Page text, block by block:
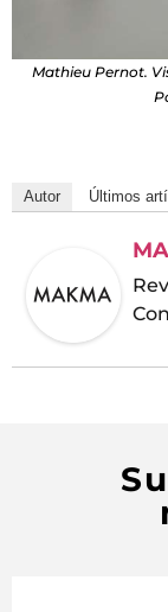
Mathieu Pernot.
Autor Últimos